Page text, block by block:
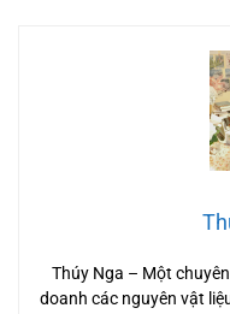
Thúy Nga – Một
doanh các nguyên vật